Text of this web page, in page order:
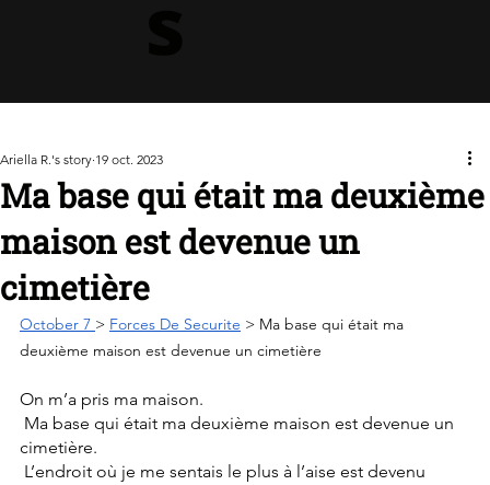
Ma base qui était ma deuxième
maison est devenue un
cimetière
Ariella R.'s story 19 oct. 2023
October 7 > Forces De Securite > Ma base qui était ma
deuxième maison est devenue un cimetière
On m’a pris ma maison.
cimetière.